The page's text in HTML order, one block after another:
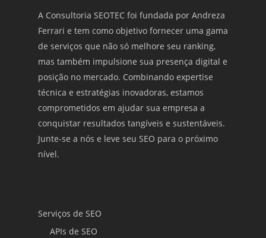
A Consultoria SEOTEC foi fundada por Andreza
Ferrari e tem como objetivo fornecer uma gama
de serviços que não só melhore seu ranking,
mas também impulsione sua presença digital e
posição no mercado. Combinando expertise
técnica e estratégias inovadoras, estamos
comprometidos em ajudar sua empresa a
conquistar resultados tangíveis e sustentáveis.
Junte-se a nós e leve seu SEO para o próximo
nível.
Serviços de SEO
APIs de SEO